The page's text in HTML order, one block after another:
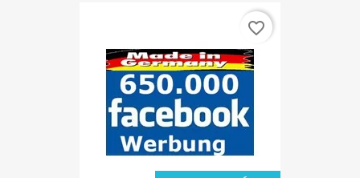
favorite_border